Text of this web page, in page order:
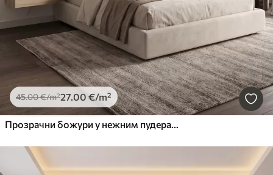
45.00€/m²27.00 €/m²
Прозрачни божури у нежним пудерасто-беж тоновима